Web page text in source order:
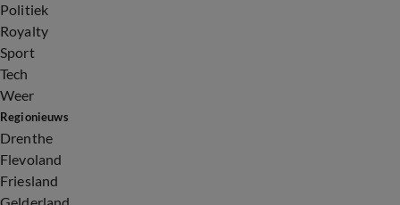
Politiek
Royalty
Sport
Tech
Weer
Regionieuws
Drenthe
Flevoland
Friesland